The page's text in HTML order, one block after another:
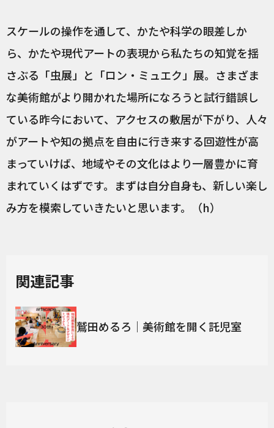
スケールの操作を通して、かたや科学の眼差しか
ら、かたや現代アートの表現から私たちの知覚を揺
さぶる「虫展」と「ロン・ミュエク」展。さまざま
な美術館がより開かれた場所になろうと試行錯誤し
ている昨今において、アクセスの敷居が下がり、人々
がアートや知の拠点を自由に行き来する回遊性が高
まっていけば、地域やその文化はより一層豊かに育
まれていくはずです。まずは自分自身も、新しい楽し
み方を模索していきたいと思います。（h）
関連記事
鷲田めるろ｜美術館を開く託児室